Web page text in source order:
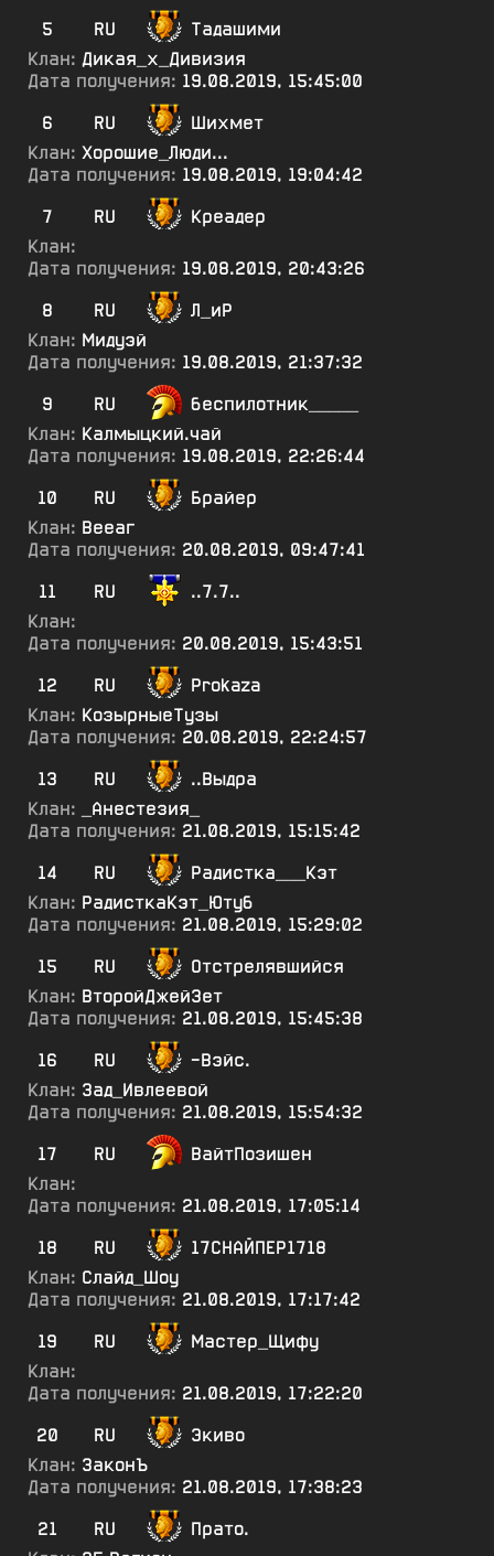
5
RU
Тадашими
Клан: Дикая_х_Дивизия
Дата получения: 19.08.2019, 15:45:00
6
RU
Шихмет
Клан: Хорошие_Люди...
Дата получения: 19.08.2019, 19:04:42
7
RU
Креадер
Клан:
Дата получения: 19.08.2019, 20:43:26
8
RU
Л_иР
Клан: Мидуэй
Дата получения: 19.08.2019, 21:37:32
9
RU
беспилотник_____
Клан: Калмыцкий.чай
Дата получения: 19.08.2019, 22:26:44
10
RU
Брайер
Клан: Вееаг
Дата получения: 20.08.2019, 09:47:41
11
RU
..7.7..
Клан:
Дата получения: 20.08.2019, 15:43:51
12
RU
Prokaza
Клан: КозырныеТузы
Дата получения: 20.08.2019, 22:24:57
13
RU
..Выдра
Клан:
_Анестезия_
Дата получения: 21.08.2019, 15:15:42
14
RU
Радистка___Кэт
Клан: РадисткаКэт_Ютуб
Дата получения: 21.08.2019, 15:29:02
15
RU
Отстрелявшийся
Клан: ВторойДжейЗет
Дата получения: 21.08.2019, 15:45:38
16
RU
-Вэйс.
Клан: 3ад_Ивлеевой
Дата получения: 21.08.2019, 15:54:32
17
RU
ВайтПозишен
Клан:
Дата получения: 21.08.2019, 17:05:14
18
RU
17СНАЙПЕР1718
Клан: Слайд_Шоу
Дата получения: 21.08.2019, 17:17:42
19
RU
Мастер_Щифу
Клан:
Дата получения: 21.08.2019, 17:22:20
20
RU
Экиво
Клан: ЗаконЪ
Дата получения: 21.08.2019, 17:38:23
21
RU
Прато.